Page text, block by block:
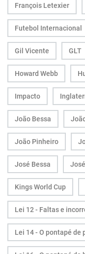
François Letexier
Futebol Internacional
Gil Vicente GLT
Howard Webb
Impacto
João Bessa
João Pinheiro
José Bessa
Kings World Cup
Lei 12 - Faltas e
Lei 14 - O pontapé de